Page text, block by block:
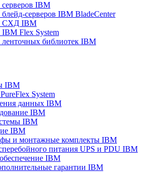
IBM
серверов IBM BladeCenter
СХД IBM
Flex System
библиотек IBM
IBM
System
данных IBM
IBM
IBM
IBM
и монтажные комплекты IBM
питания UPS и PDU IBM
IBM
гарантии IBM